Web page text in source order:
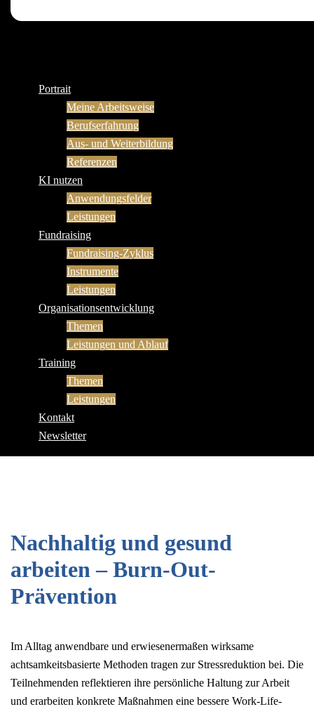
Portrait
Meine Arbeitsweise
Berufserfahrung
Aus- und Weiterbildung
Referenzen
KI nutzen
Anwendungsfelder
Leistungen
Fundraising
Fundraising-Zyklus
Instrumente
Leistungen
Organisationsentwicklung
Themen
Leistungen und Ablauf
Training
Themen
Leistungen
Kontakt
Newsletter
Nachhaltig und gesund
arbeiten – Burn-Out-
Prävention
Im Alltag anwendbare und erwiesenermaßen wirksame
achtsamkeitsbasierte Methoden tragen zur Stressreduktion bei. Die
Teilnehmenden reflektieren ihre persönliche Haltung zur Arbeit
und erarbeiten konkrete Maßnahmen eine bessere Work-Life-